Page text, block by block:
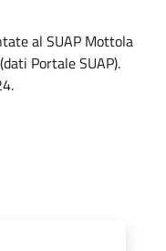
al SUAP Mottola
Portale SUAP).